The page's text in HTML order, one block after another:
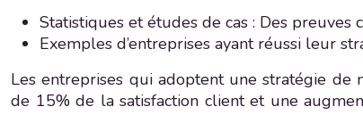
Statistiques et études de cas : Des preuves
Exemples d’entreprises ayant réussi leur
Les entreprises qui adoptent une stratégie de
de 15% de la satisfaction client et une